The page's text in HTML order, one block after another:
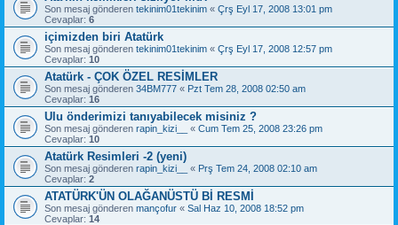
Son mesaj gönderen tekinim01tekinim « Çrş Eyl 17, 2008 13:01 pm
Cevaplar: 6
içimizden biri Atatürk
Son mesaj gönderen tekinim01tekinim « Çrş Eyl 17, 2008 12:57 pm
Cevaplar: 10
Atatürk - ÇOK ÖZEL RESİMLER
Son mesaj gönderen 34BM777 « Pzt Tem 28, 2008 02:50 am
Cevaplar: 16
Ulu önderimizi tanıyabilecek misiniz ?
Son mesaj gönderen rapin_kizi__ « Cum Tem 25, 2008 23:26 pm
Cevaplar: 10
Atatürk Resimleri -2 (yeni)
Son mesaj gönderen rapin_kizi__ « Prş Tem 24, 2008 02:10 am
Cevaplar: 2
ATATÜRK'ÜN OLAĞANÜSTÜ Bİ RESMİ
Son mesaj gönderen mançofur « Sal Haz 10, 2008 18:52 pm
Cevaplar: 14